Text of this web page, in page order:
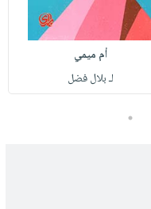
أم ميمي
لـ بلال فضل
5